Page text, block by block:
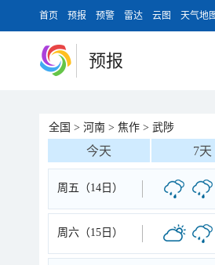
首页 预报 预警 雷达 云图 天气地
预报
全国 > 河南 > 焦作 > 武陟
今天 7天
周五（14日）
周六（15日）